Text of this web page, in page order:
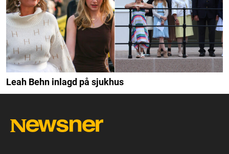
Leah Behn inlagd på sjukhus